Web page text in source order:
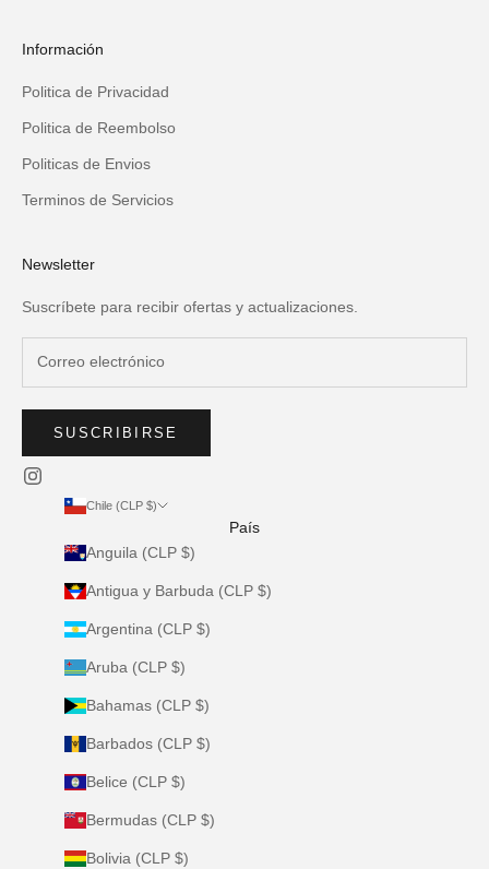
Información
Politica de Privacidad
Politica de Reembolso
Politicas de Envios
Terminos de Servicios
Newsletter
Suscríbete para recibir ofertas y actualizaciones.
SUSCRIBIRSE
Chile (CLP $)
País
Anguila (CLP $)
Antigua y Barbuda (CLP $)
Argentina (CLP $)
Aruba (CLP $)
Bahamas (CLP $)
Barbados (CLP $)
Belice (CLP $)
Bermudas (CLP $)
Bolivia (CLP $)